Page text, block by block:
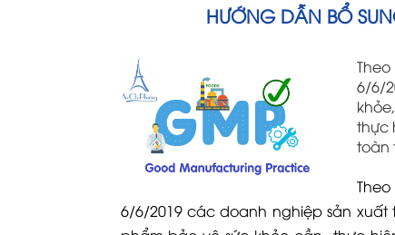
HƯỚNG DẪN BỔ
6/6/
thực
toàn
6/6/2019 các doanh nghiệp sản